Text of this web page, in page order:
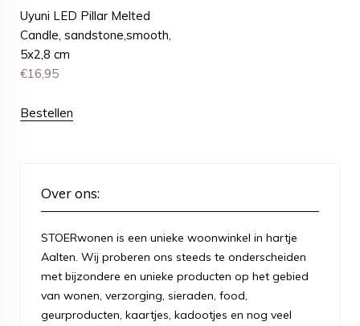
Uyuni LED Pillar Melted
Candle, sandstone,smooth,
5x2,8 cm
€16,95
Bestellen
Over ons:
STOERwonen is een unieke woonwinkel in hartje
Aalten. Wij proberen ons steeds te onderscheiden
met bijzondere en unieke producten op het gebied
van wonen, verzorging, sieraden, food,
geurproducten, kaartjes, kadootjes en nog veel